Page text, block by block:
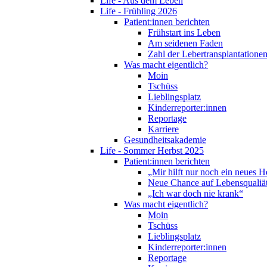
Life - Frühling 2026
Patient:innen berichten
Frühstart ins Leben
Am seidenen Faden
Zahl der
Was macht eigentlich?
Moin
Tschüss
Lieblingsplatz
Kinderreporter:innen
Reportage
Karriere
Gesundheitsakademie
Life - Sommer Herbst 2025
Patient:innen berichten
„Mir hilft nur noch ein neues
Neue Chance auf
„Ich war doch nie krank“
Was macht eigentlich?
Moin
Tschüss
Lieblingsplatz
Kinderreporter:innen
Reportage